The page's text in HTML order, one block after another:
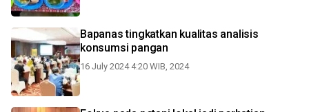
Bapanas tingkatkan kualitas analisis
konsumsi pangan
16 July 2024 4:20 WIB, 2024